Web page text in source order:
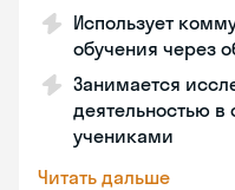
Использует
обучения через
Занимается
деятельностью в
учениками
Читать дальше